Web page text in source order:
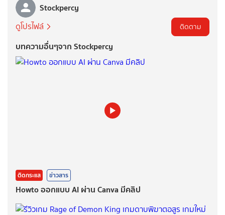
Stockpercy
ดูโปรไฟล์ ติดตาม
บทความอื่นๆจาก Stockpercy
ติดกระแส ข่าวสาร
Howto ออกแบบ AI ผ่าน Canva มีคลิป